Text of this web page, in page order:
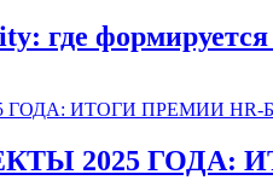
где
2025 ГОДА: